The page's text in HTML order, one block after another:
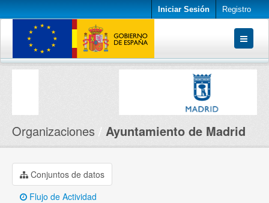
Iniciar Sesión Registro
Conjuntos de datos
Organizaciones Ayuntamiento de Madrid
Conjuntos de datos
Flujo de Actividad